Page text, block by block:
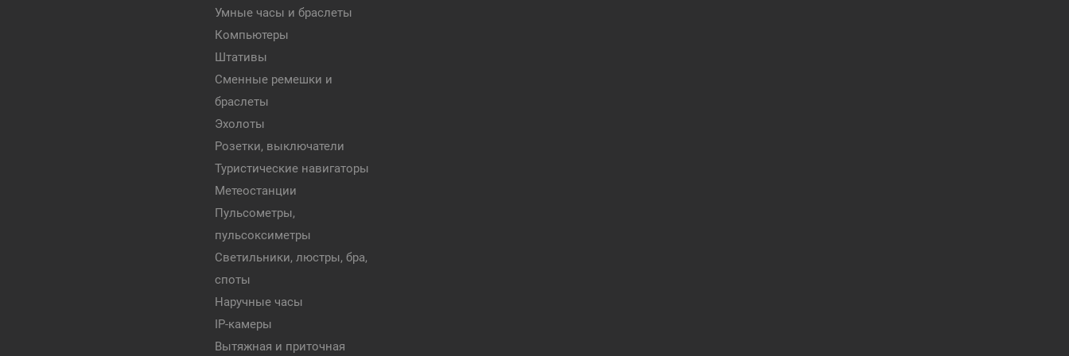
Умные часы и браслеты
Компьютеры
Штативы
Сменные ремешки и
браслеты
Эхолоты
Розетки, выключатели
Туристические навигаторы
Метеостанции
Пульсометры,
пульсоксиметры
Светильники, люстры, бра,
споты
Наручные часы
IP-камеры
Вытяжная и приточная